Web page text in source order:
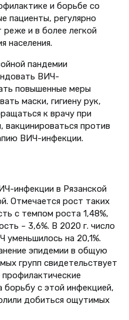
и борьбе со
регулярно
и в более легкой
населения.
пандемии
ВИЧ-
повышенные меры
маски, гигиену рук,
к врачу при
вакцинироваться против
ВИЧ-инфекции.
инфекции в Рязанской
Отмечается рост таких
с темпом роста 1,48%,
– 3,6%. В 2020 г. число
уменьшилось на 20,1%.
эпидемии в общую
групп свидетельствует
борьбу с этой инфекцией,
добиться ощутимых